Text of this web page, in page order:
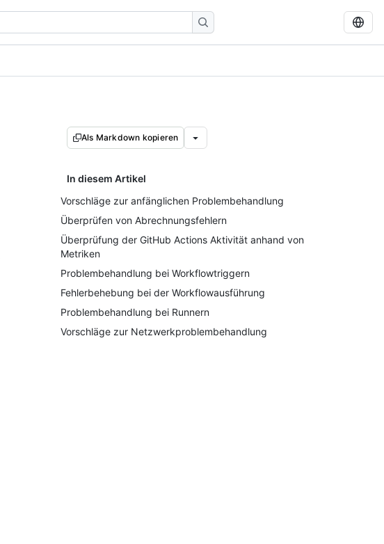
Als Markdown kopieren
In diesem Artikel
Vorschläge zur anfänglichen Problembehandlung
Überprüfen von Abrechnungsfehlern
Überprüfung der GitHub Actions Aktivität anhand von
Metriken
Problembehandlung bei Workflowtriggern
Fehlerbehebung bei der Workflowausführung
Problembehandlung bei Runnern
Vorschläge zur Netzwerkproblembehandlung